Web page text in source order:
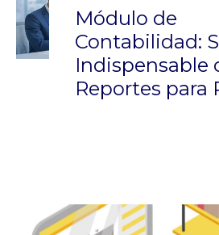
Módulo de
Contabilidad:
Indispensable
Reportes para